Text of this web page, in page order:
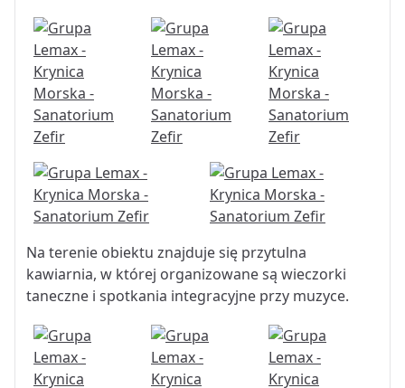
Na terenie obiektu znajduje się przytulna
kawiarnia, w której organizowane są wieczorki
taneczne i spotkania integracyjne przy muzyce.